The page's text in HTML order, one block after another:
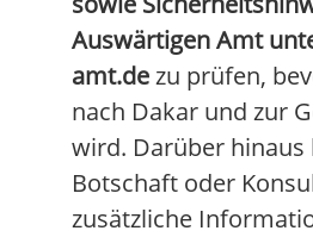
Auswärtigen Amt
amt.dezu prüfen,
nach Dakar und zur
wird. Darüber hinaus
Botschaft oder
zusätzliche